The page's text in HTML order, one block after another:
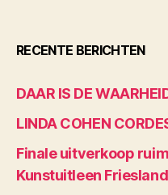
RECENTE BERICHTEN
DAAR IS DE
LINDA COHEN
Finale uitverkoop
Kunstuitleen Friesland